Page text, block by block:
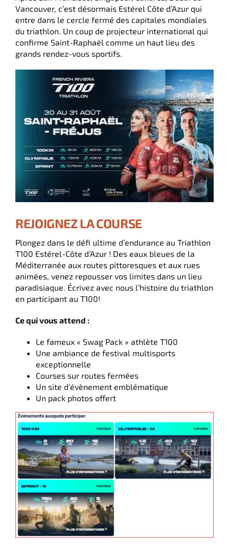
Vancouver, c’est désormais Estérel Côte d’Azur qui
entre dans le cercle fermé des capitales mondiales
du triathlon. Un coup de projecteur international qui
confirme Saint-Raphaël comme un haut lieu des
grands rendez-vous sportifs.
REJOIGNEZ LA COURSE
Plongez dans le défi ultime d’endurance au Triathlon
T100 Estérel-Côte d’Azur ! Des eaux bleues de la
Méditerranée aux routes pittoresques et aux rues
animées, venez repousser vos limites dans un lieu
paradisiaque. Écrivez avec nous l’histoire du triathlon
en participant au T100!
Ce qui vous attend :
Le fameux « Swag Pack » athlète T100
Une ambiance de festival multisports
exceptionnelle
Courses sur routes fermées
Un site d’évènement emblématique
Un pack photos offert